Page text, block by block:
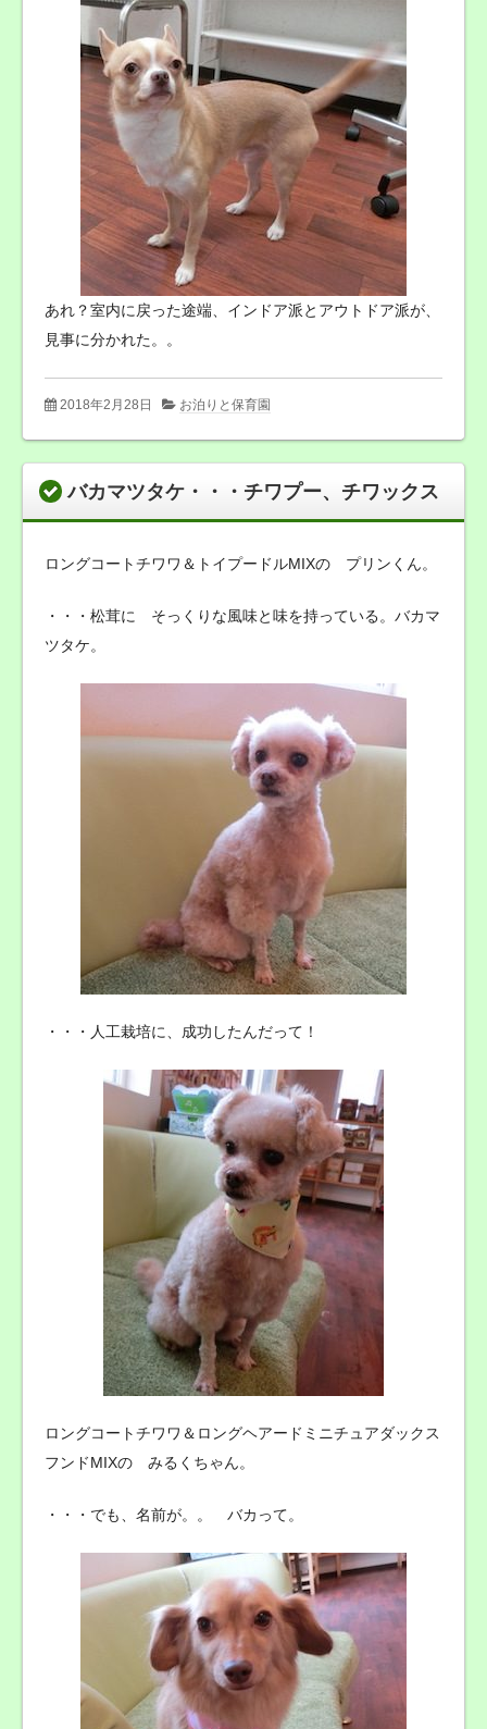
あれ？室内に戻った途端、インドア派とアウトドア派が、
見事に分かれた。。
2018年2月28日 お泊りと保育園
バカマツタケ・・・チワプー、チワックス
ロングコートチワワ＆トイプードルMIXの プリンくん。
・・・松茸に そっくりな風味と味を持っている。バカマ
ツタケ。
・・・人工栽培に、成功したんだって！
ロングコートチワワ＆ロングヘアードミニチュアダックス
フンドMIXの みるくちゃん。
・・・でも、名前が。。 バカって。